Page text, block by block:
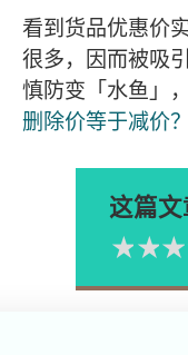
看到货品优惠价
很多，因而被吸
慎防变「水鱼」
删除价等于减价？
这篇文
1星